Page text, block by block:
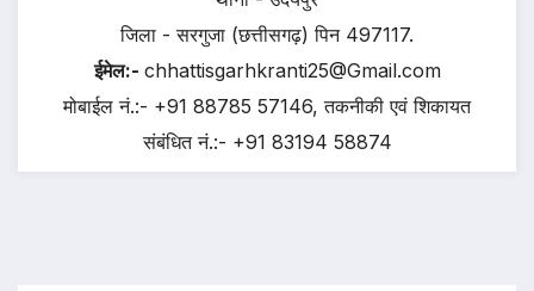
जिला - सरगुजा (छत्तीसगढ़) पिन 497117.
ईमेल:- chhattisgarhkranti25@Gmail.com
मोबाईल नं.:- +91 88785 57146, तकनीकी एवं शिकायत
संबंधित नं.:- +91 83194 58874